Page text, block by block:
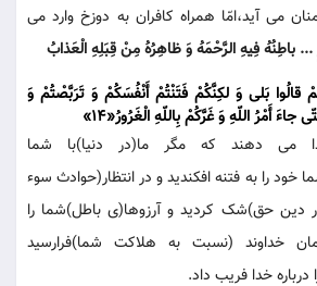
می آید،امّا همراه کافران به دوزخ وارد می
باطِنُهُ فِیهِ الرَّحْمَهُ وَ ظاهِرُهُ مِنْ قِبَلِهِ الْعَذابُ
قالُوا بَلی وَ لکِنَّکُمْ فَتَنْتُمْ أَنْفُسَکُمْ وَ تَرَبَّصْتُمْ وَ
جاءَ أَمْرُ اللّهِ وَ غَرَّکُمْ بِاللّهِ الْغَرُورُ«14»
ندا می دهند که مگر ما(در دنیا)با شما
خود را به فتنه افکندید و در انتظار(حوادث سوء
دین حق)شک کردید و آرزوها(ی باطل)شما را
خداوند (نسبت به هلاکت شما)فرارسید
خدا فریب داد.